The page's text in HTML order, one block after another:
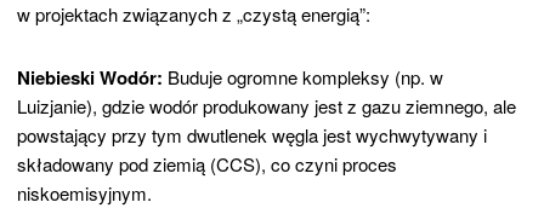
w projektach związanych z „czystą energią”:
Niebieski Wodór: Buduje ogromne kompleksy (np. w
Luizjanie), gdzie wodór produkowany jest z gazu ziemnego, ale
powstający przy tym dwutlenek węgla jest wychwytywany i
składowany pod ziemią (CCS), co czyni proces
niskoemisyjnym.